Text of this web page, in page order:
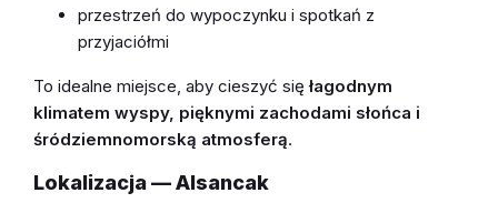
przestrzeń do wypoczynku i spotkań z
przyjaciółmi
To idealne miejsce, aby cieszyć sięłagodnym
klimatem wyspy, pięknymi zachodami słońca i
śródziemnomorską atmosferą.
Lokalizacja — Alsancak